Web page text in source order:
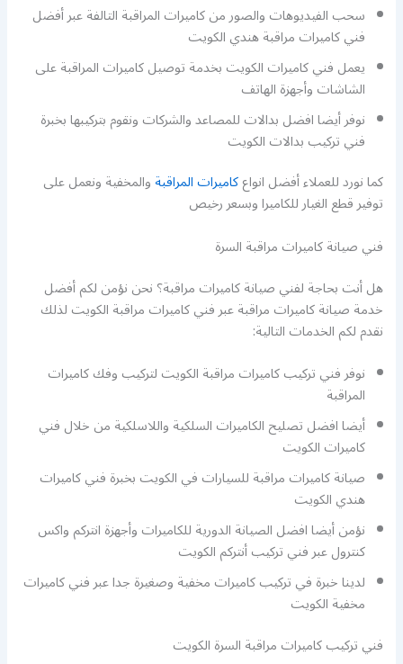
سحب الفيديوهات والصور من كاميرات المراقبة التالفة عبر أفضل
فني كاميرات مراقبة هندي الكويت
يعمل فني كاميرات الكويت بخدمة توصيل كاميرات المراقبة على
الشاشات وأجهزة الهاتف
نوفر أيضا افضل بدالات للمصاعد والشركات ونقوم بتركيبها بخبرة
فني تركيب بدالات الكويت
كما نورد للعملاء أفضل انواعكاميرات المراقبةوالمخفية ونعمل على
توفير قطع الغيار للكاميرا وبسعر رخيص
فني صيانة كاميرات مراقبة السرة
هل أنت بحاجة لفني صيانة كاميرات مراقبة؟ نحن نؤمن لكم أفضل
خدمة صيانة كاميرات مراقبة عبر فني كاميرات مراقبة الكويت لذلك
نقدم لكم الخدمات التالية:
نوفر فني تركيب كاميرات مراقبة الكويت لتركيب وفك كاميرات
المراقبة
أيضا افضل تصليح الكاميرات السلكية واللاسلكية من خلال فني
كاميرات الكويت
صيانة كاميرات مراقبة للسيارات في الكويت بخبرة فني كاميرات
هندي الكويت
نؤمن أيضا افضل الصيانة الدورية للكاميرات وأجهزة انتركم واكس
كنترول عبر فني تركيب أنتركم الكويت
لدينا خبرة في تركيب كاميرات مخفية وصغيرة جدا عبر فني كاميرات
مخفية الكويت
فني تركيب كاميرات مراقبة السرة الكويت